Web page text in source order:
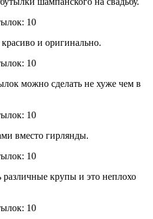
и оригинально.
можно сделать не хуже чем в
вместо гирлянды.
крупы и это неплохо